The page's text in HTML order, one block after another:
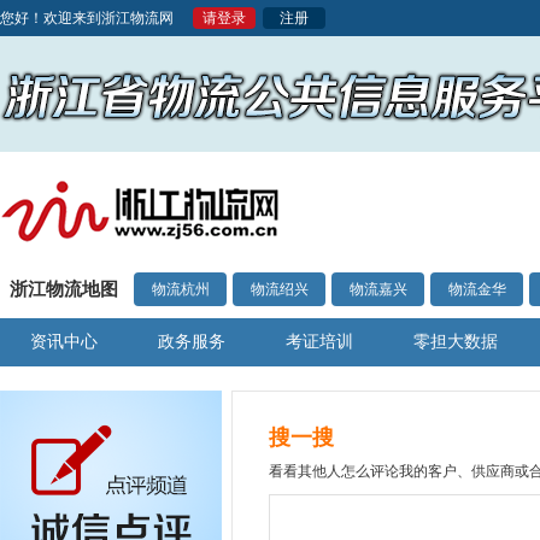
您好！欢迎来到浙江物流网 请登录 注册
浙江物流地图 物流杭州 物流绍兴 物流嘉兴 物流金华
资讯中心 政务服务 考证培训 零担大数据
搜一搜
看看其他人怎么评论我的客户、供应商或